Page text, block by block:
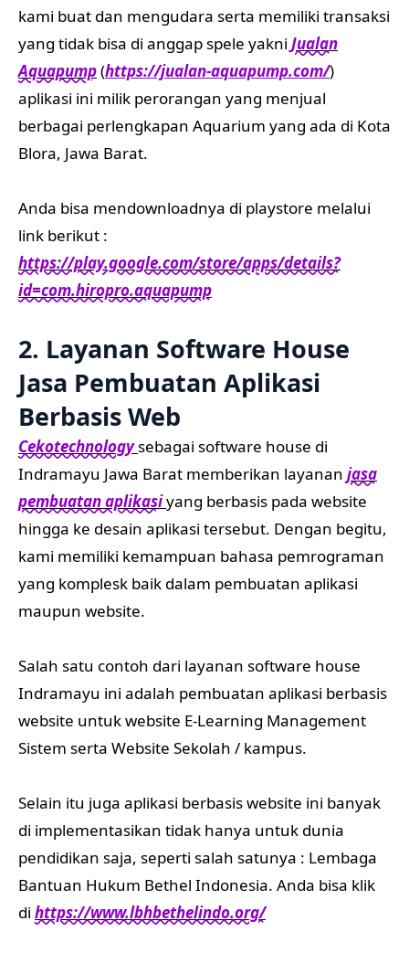
kami buat dan mengudara serta memiliki transaksi
yang tidak bisa di anggap spele yakni Jualan
Aquapump(https://jualan-aquapump.com/)
aplikasi ini milik perorangan yang menjual
berbagai perlengkapan Aquarium yang ada di Kota
Blora, Jawa Barat.
Anda bisa mendownloadnya di playstore melalui
link berikut :
https://play.google.com/store/apps/details?
id=com.hiropro.aquapump
2. Layanan Software House
Jasa Pembuatan Aplikasi
Berbasis Web
Cekotechnologysebagai software house di
Indramayu Jawa Barat memberikan layanan jasa
pembuatan aplikasiyang berbasis pada website
hingga ke desain aplikasi tersebut. Dengan begitu,
kami memiliki kemampuan bahasa pemrograman
yang komplesk baik dalam pembuatan aplikasi
maupun website.
Salah satu contoh dari layanan software house
Indramayu ini adalah pembuatan aplikasi berbasis
website untuk website E-Learning Management
Sistem serta Website Sekolah / kampus.
Selain itu juga aplikasi berbasis website ini banyak
di implementasikan tidak hanya untuk dunia
pendidikan saja, seperti salah satunya : Lembaga
Bantuan Hukum Bethel Indonesia. Anda bisa klik
di https://www.lbhbethelindo.org/